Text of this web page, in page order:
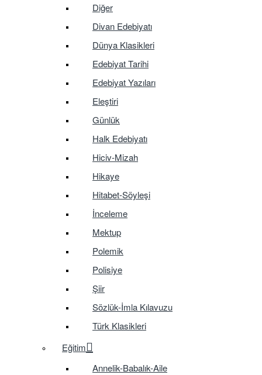
Diğer
Divan Edebiyatı
Dünya Klasikleri
Edebiyat Tarihi
Edebiyat Yazıları
Eleştiri
Günlük
Halk Edebiyatı
Hiciv-Mizah
Hikaye
Hitabet-Söyleşi
İnceleme
Mektup
Polemik
Polisiye
Şiir
Sözlük-İmla Kılavuzu
Türk Klasikleri
Eğitim
Annelik-Babalık-Aile